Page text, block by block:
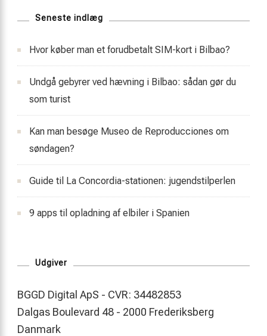
Seneste indlæg
Hvor køber man et forudbetalt SIM-kort i Bilbao?
Undgå gebyrer ved hævning i Bilbao: sådan gør du
som turist
Kan man besøge Museo de Reproducciones om
søndagen?
Guide til La Concordia-stationen: jugendstilperlen
9 apps til opladning af elbiler i Spanien
Udgiver
BGGD Digital ApS - CVR: 34482853
Dalgas Boulevard 48 - 2000 Frederiksberg
Danmark